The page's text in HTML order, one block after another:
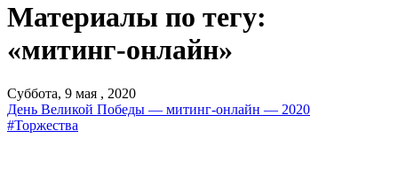
Материалы по тегу:
«митинг-онлайн»
Суббота, 9 мая , 2020
День Великой Победы — митинг-онлайн — 2020
#Торжества